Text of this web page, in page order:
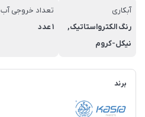
آبکاری
رنگ الکترواستاتیک,
نیکل-کروم
تعداد خروجی آب
1 عدد
برند